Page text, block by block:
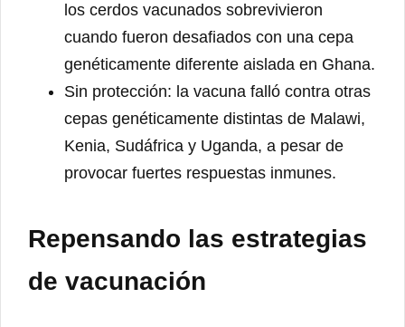
los cerdos vacunados sobrevivieron
cuando fueron desafiados con una cepa
genéticamente diferente aislada en Ghana.
Sin protección: la vacuna falló contra otras
cepas genéticamente distintas de Malawi,
Kenia, Sudáfrica y Uganda, a pesar de
provocar fuertes respuestas inmunes.
Repensando las estrategias
de vacunación